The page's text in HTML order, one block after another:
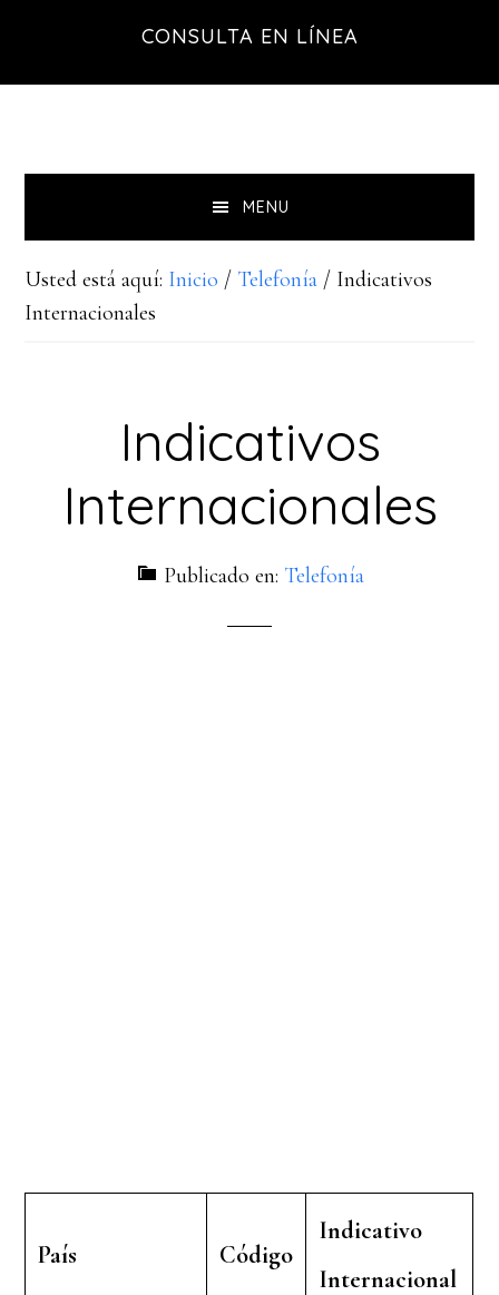
la
contenido
CONSULTA EN LÍNEA
MENU
Usted está aquí: Inicio / Telefonía / Indicativos
Internacionales
Indicativos
Internacionales
Publicado en: Telefonía
País Código
Indicativo
Internacional